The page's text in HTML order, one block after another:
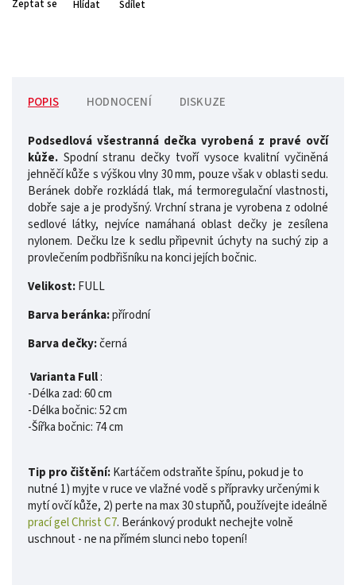
Zeptat se Hlídat Sdílet
POPIS HODNOCENÍ DISKUZE
Podsedlová všestranná dečka vyrobená z pravé ovčí
kůže. Spodní stranu dečky tvoří vysoce kvalitní vyčiněná
jehněčí kůže s výškou vlny 30 mm, pouze však v oblasti sedu.
Beránek dobře rozkládá tlak, má termoregulační vlastnosti,
dobře saje a je prodyšný. Vrchní strana je vyrobena z odolné
sedlové látky, nejvíce namáhaná oblast dečky je zesílena
nylonem. Dečku lze k sedlu připevnit úchyty na suchý zip a
provlečením podbřišníku na konci jejích bočnic.
Velikost:FULL
Barva beránka:přírodní
Barva dečky:černá
Varianta Full:
-Délka zad: 60 cm
-Délka bočnic: 52 cm
-Šířka bočnic: 74 cm
Tip pro čištění:Kartáčem odstraňte špínu, pokud je to
nutné 1) myjte v ruce ve vlažné vodě s přípravky určenými k
mytí ovčí kůže, 2) perte na max 30 stupňů, používejte ideálně
prací gel Christ C7. Beránkový produkt nechejte volně
uschnout - ne na přímém slunci nebo topení!